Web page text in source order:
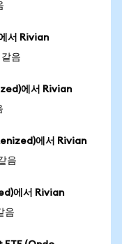
서 Rivian
음
에서 Rivian
에서 Rivian
음
에서 Rivian
음